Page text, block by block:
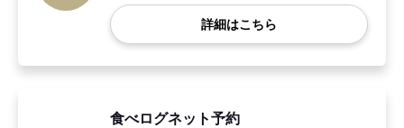
詳細はこちら
食べログネット予約